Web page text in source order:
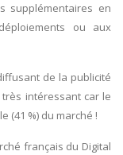
supplémentaires en
ou aux
de la publicité
intéressant car le
(41 %) du marché !
français du Digital